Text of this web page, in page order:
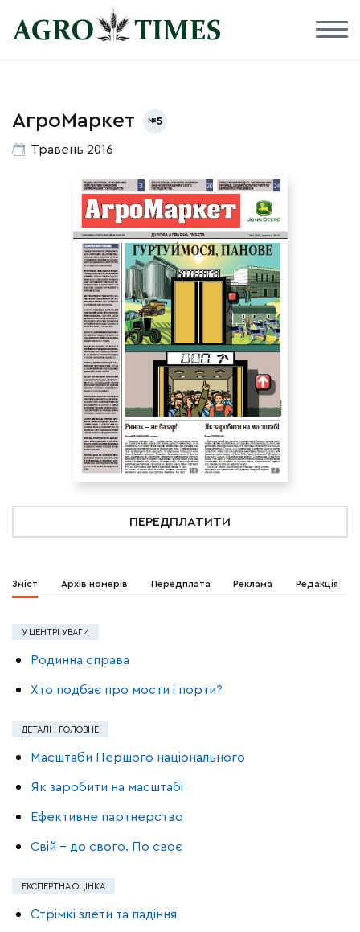
АгроМаркет 5
Травень 2016
ПЕРЕДПЛАТИТИ
Зміст Архів номерів Передплата Реклама Редакція
У ЦЕНТРІ УВАГИ
Родинна справа
Хто подбає про мости і порти?
ДЕТАЛІ І ГОЛОВНЕ
Масштаби Першого національного
Як заробити на масштабі
Ефективне партнерство
Свій – до свого. По своє
ЕКСПЕРТНА ОЦІНКА
Стрімкі злети та падіння